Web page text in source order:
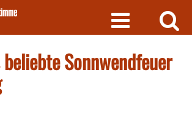
Sonnwendfeuer